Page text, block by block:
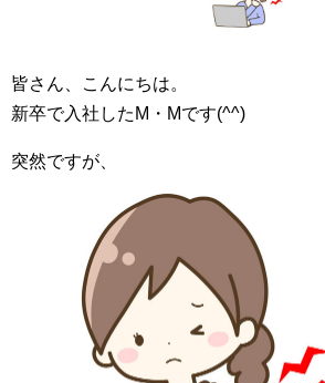
皆さん、こんにちは。
新卒で入社したM・Mです(^^)
突然ですが、